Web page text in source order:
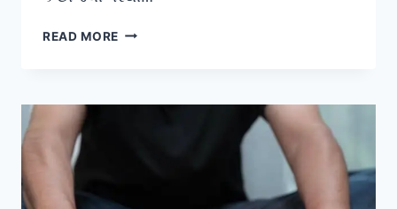
READ MORE શોલ્ડર
માટેના